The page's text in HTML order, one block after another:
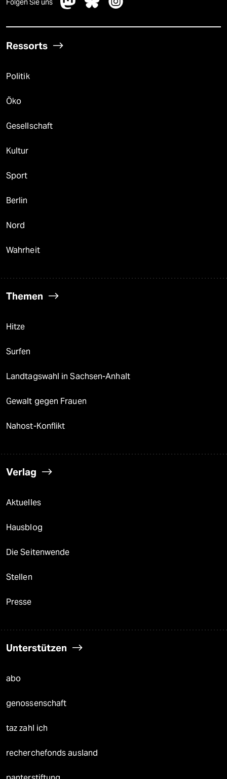
Folgen Sie uns
Ressorts
Politik
Öko
Gesellschaft
Kultur
Sport
Berlin
Nord
Wahrheit
Themen
Hitze
Surfen
Landtagswahl in Sachsen-Anhalt
Gewalt gegen Frauen
Nahost-Konflikt
Verlag
Aktuelles
Hausblog
Die Seitenwende
Stellen
Presse
Unterstützen
abo
genossenschaft
taz zahl ich
recherchefonds ausland